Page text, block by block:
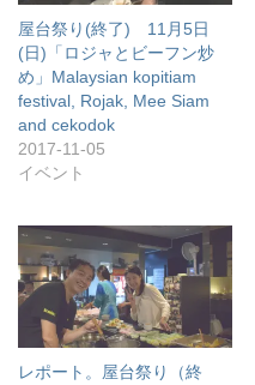
屋台祭り(終了) 11月5日
(日)「ロジャとビーフン炒
め」Malaysian kopitiam
festival, Rojak, Mee Siam
and cekodok
2017-11-05
イベント
レポート。屋台祭り（終